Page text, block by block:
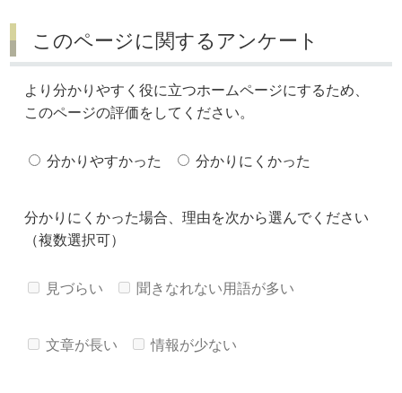
このページに関するアンケート
より分かりやすく役に立つホームページにするため、
このページの評価をしてください。
分かりやすかった 分かりにくかった
分かりにくかった場合、理由を次から選んでください
（複数選択可）
見づらい 聞きなれない用語が多い
文章が長い 情報が少ない